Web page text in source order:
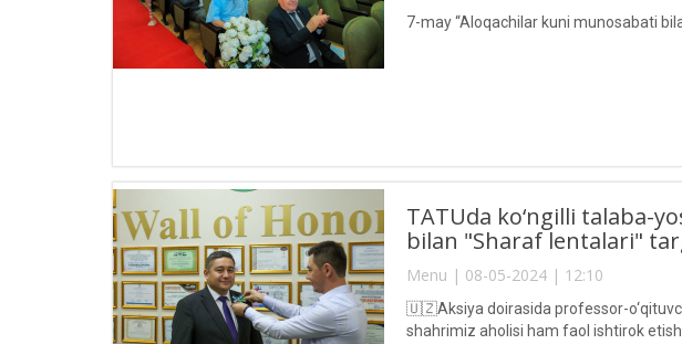
7-may “Aloqachilar kuni munosabati
TATUda ko‘ngilli talaba-
bilan "Sharaf lentalari"
Menu | 08-05-2024 | 12:10
🇺🇿Aksiya doirasida professor-
shahrimiz aholisi ham faol ishtirok